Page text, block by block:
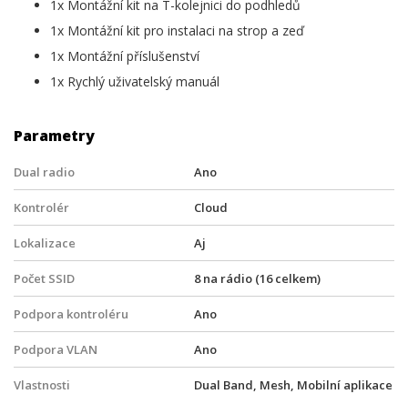
1x Montážní kit na T-kolejnici do podhledů
1x Montážní kit pro instalaci na strop a zeď
1x Montážní příslušenství
1x Rychlý uživatelský manuál
Parametry
Dual radio Ano
Kontrolér Cloud
Lokalizace Aj
Počet SSID 8 na rádio (16 celkem)
Podpora kontroléru Ano
Podpora VLAN Ano
Vlastnosti Dual Band, Mesh, Mobilní aplikace